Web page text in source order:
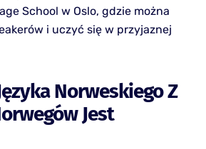
School w Oslo, gdzie można
i uczyć się w przyjaznej
Norweskiego Z
Jest